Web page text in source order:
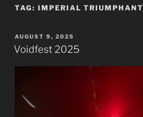
TAG: IMPERIAL TRIUMPHANT
POSTED
ON
AUGUST 9, 2025
Voidfest 2025